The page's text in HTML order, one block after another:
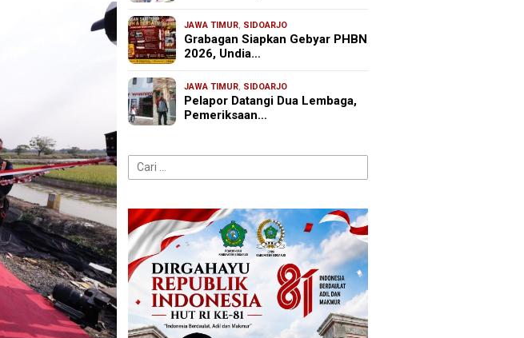
JAWA TIMUR, SIDOARJO
Grabagan Siapkan Gebyar PHBN
2026, Undia…
JAWA TIMUR, SIDOARJO
Pelapor Datangi Dua Lembaga,
Pemeriksaan…
Cari
untuk: